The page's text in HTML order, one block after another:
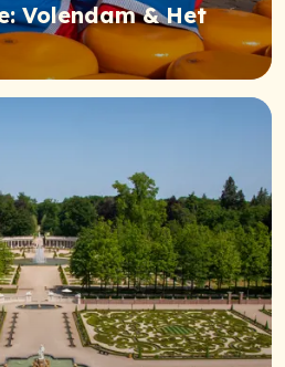
Volendam & Het